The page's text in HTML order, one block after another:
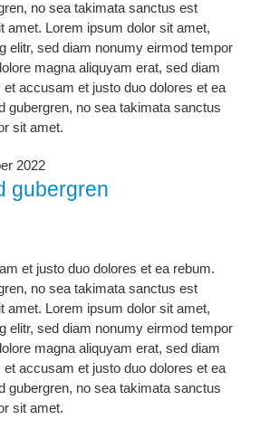
no sea takimata sanctus est
amet. Lorem ipsum dolor sit amet,
elitr, sed diam nonumy eirmod tempor
magna aliquyam erat, sed diam
accusam et justo duo dolores et ea
gubergren, no sea takimata sanctus
sit amet.
2022
gubergren
et justo duo dolores et ea rebum.
no sea takimata sanctus est
amet. Lorem ipsum dolor sit amet,
elitr, sed diam nonumy eirmod tempor
magna aliquyam erat, sed diam
accusam et justo duo dolores et ea
gubergren, no sea takimata sanctus
sit amet.